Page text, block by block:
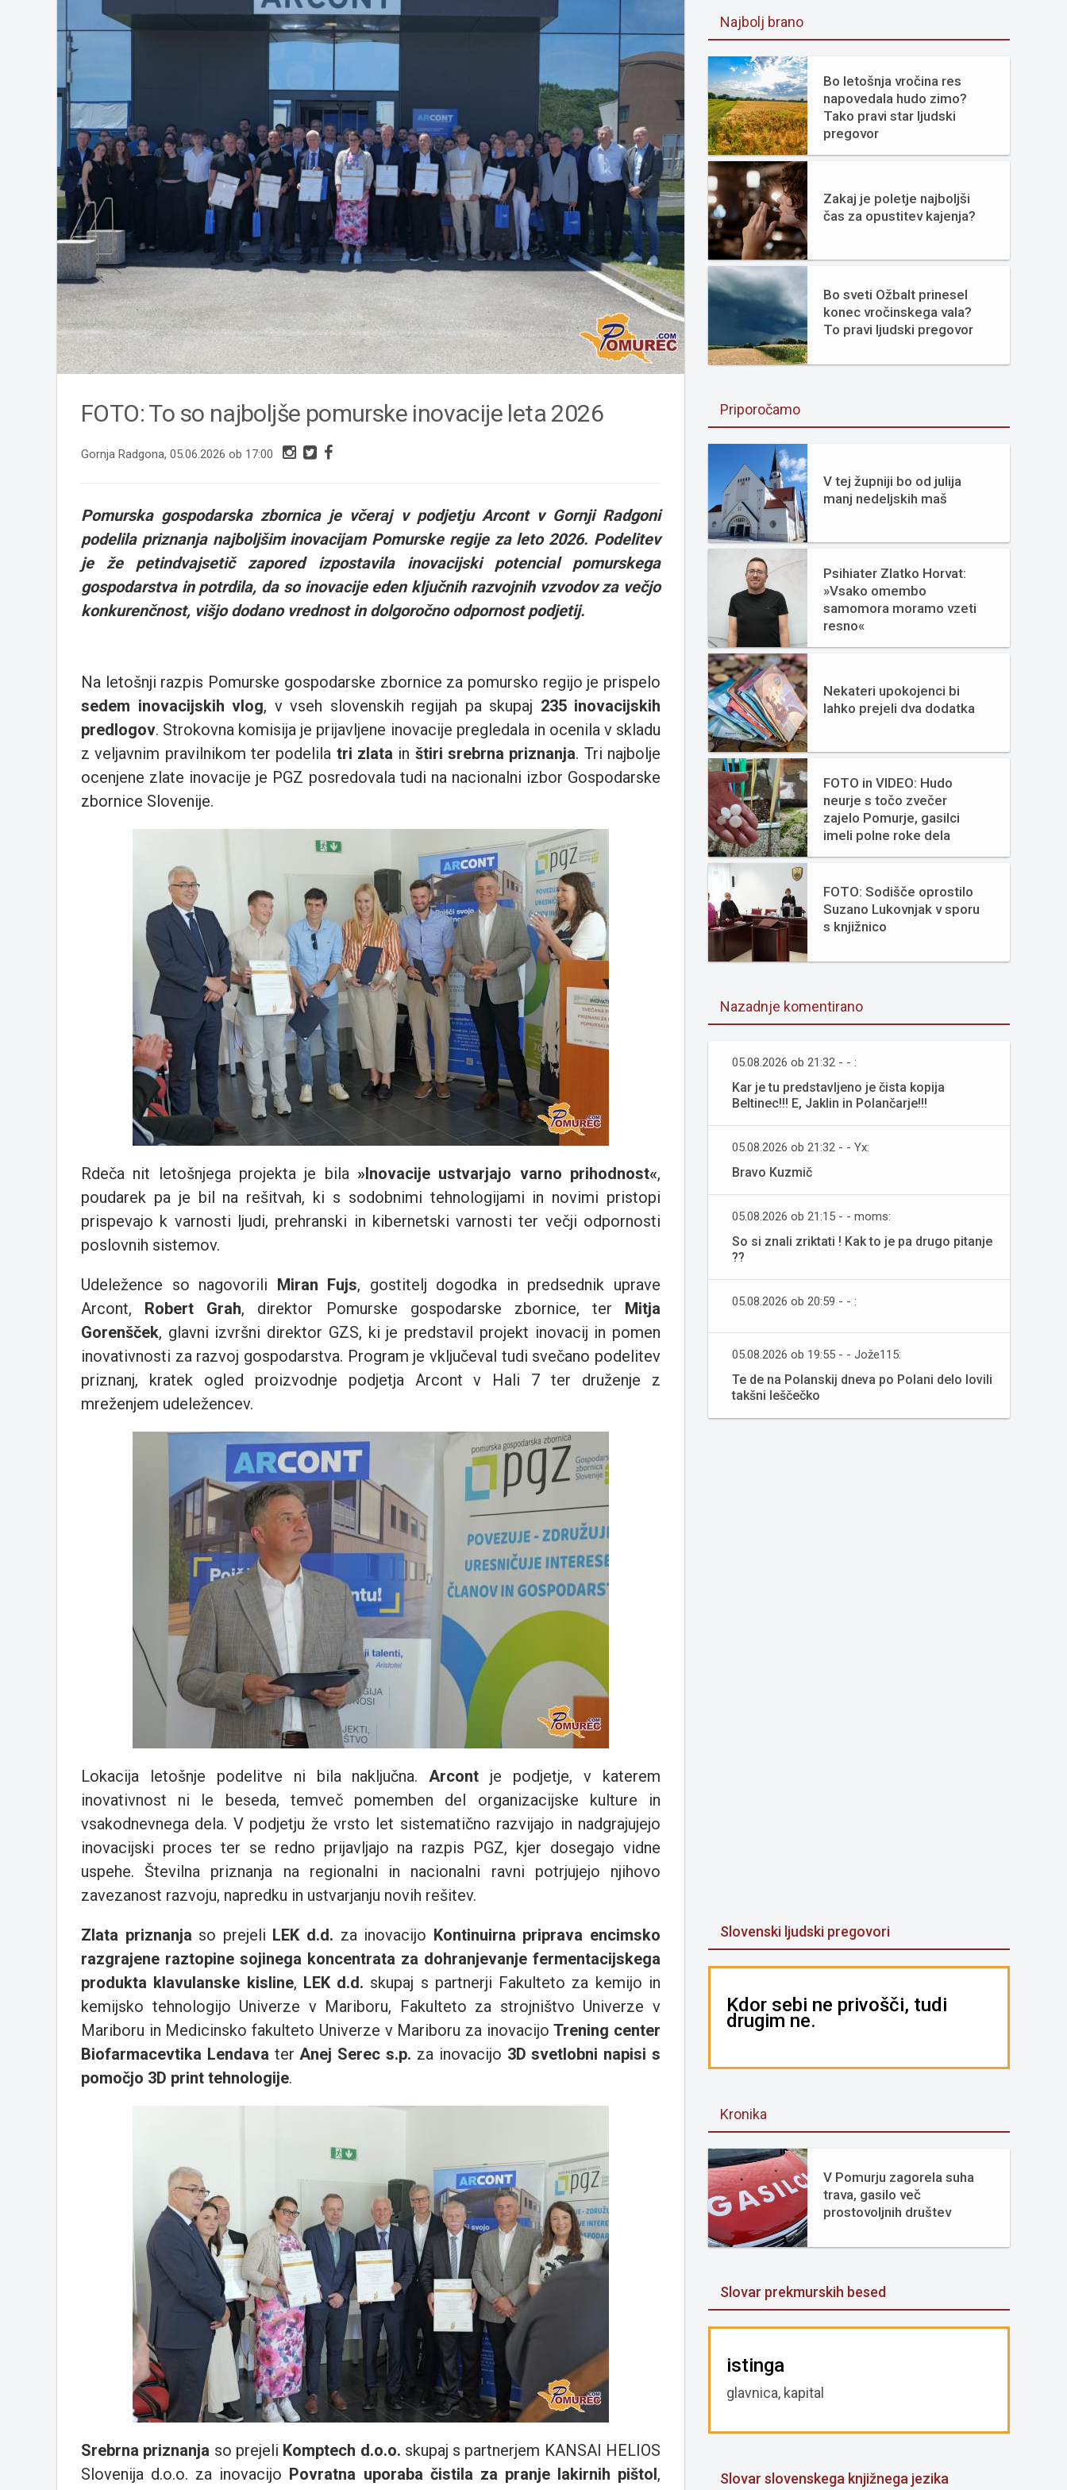
FOTO: To so najboljše pomurske inovacije leta 2026
Gornja Radgona, 05.06.2026 ob 17:00
Pomurska gospodarska zbornica je včeraj v podjetju Arcont v Gornji Radgoni
podelila priznanja najboljšim inovacijam Pomurske regije za leto 2026. Podelitev
je že petindvajsetič zapored izpostavila inovacijski potencial pomurskega
gospodarstva in potrdila, da so inovacije eden ključnih razvojnih vzvodov za večjo
konkurenčnost, višjo dodano vrednost in dolgoročno odpornost podjetij.
Na letošnji razpis Pomurske gospodarske zbornice za pomursko regijo je prispelo
sedem inovacijskih vlog, v vseh slovenskih regijah pa skupaj 235 inovacijskih
predlogov. Strokovna komisija je prijavljene inovacije pregledala in ocenila v skladu
z veljavnim pravilnikom ter podelila tri zlata in štiri srebrna priznanja. Tri najbolje
ocenjene zlate inovacije je PGZ posredovala tudi na nacionalni izbor Gospodarske
zbornice Slovenije.
Rdeča nit letošnjega projekta je bila »Inovacije ustvarjajo varno prihodnost«,
poudarek pa je bil na rešitvah, ki s sodobnimi tehnologijami in novimi pristopi
prispevajo k varnosti ljudi, prehranski in kibernetski varnosti ter večji odpornosti
poslovnih sistemov.
Udeležence so nagovorili Miran Fujs, gostitelj dogodka in predsednik uprave
Arcont, Robert Grah, direktor Pomurske gospodarske zbornice, ter Mitja
Gorenšček, glavni izvršni direktor GZS, ki je predstavil projekt inovacij in pomen
inovativnosti za razvoj gospodarstva. Program je vključeval tudi svečano podelitev
priznanj, kratek ogled proizvodnje podjetja Arcont v Hali 7 ter druženje z
mreženjem udeležencev.
Lokacija letošnje podelitve ni bila naključna.Arcont je podjetje, v katerem
inovativnost ni le beseda, temveč pomemben del organizacijske kulture in
vsakodnevnega dela. V podjetju že vrsto let sistematično razvijajo in nadgrajujejo
inovacijski proces ter se redno prijavljajo na razpis PGZ, kjer dosegajo vidne
uspehe. Številna priznanja na regionalni in nacionalni ravni potrjujejo njihovo
zavezanost razvoju, napredku in ustvarjanju novih rešitev.
Zlata priznanja so prejeli LEK d.d. za inovacijo Kontinuirna priprava encimsko
razgrajene raztopine sojinega koncentrata za dohranjevanje fermentacijskega
produkta klavulanske kisline, LEK d.d. skupaj s partnerji Fakulteto za kemijo in
kemijsko tehnologijo Univerze v Mariboru, Fakulteto za strojništvo Univerze v
Mariboru in Medicinsko fakulteto Univerze v Mariboru za inovacijoTrening center
Biofarmacevtika Lendava terAnej Serec s.p. za inovacijo 3D svetlobni napisi s
pomočjo 3D print tehnologije.
Srebrna priznanja so prejeli Komptech d.o.o. skupaj s partnerjem KANSAI HELIOS
Slovenija d.o.o. za inovacijo Povratna uporaba čistila za pranje lakirnih pištol,
Najbolj brano
Bo letošnja vročina res
napovedala hudo zimo?
Tako pravi star ljudski
pregovor
Zakaj je poletje najboljši
čas za opustitev kajenja?
Bo sveti Ožbalt prinesel
konec vročinskega vala?
To pravi ljudski pregovor
Priporočamo
V tej župniji bo od julija
manj nedeljskih maš
Psihiater Zlatko Horvat:
»Vsako omembo
samomora moramo vzeti
resno«
Nekateri upokojenci bi
lahko prejeli dva dodatka
FOTO in VIDEO: Hudo
neurje s točo zvečer
zajelo Pomurje, gasilci
imeli polne roke dela
FOTO: Sodišče oprostilo
Suzano Lukovnjak v sporu
s knjižnico
Nazadnje komentirano
05.08.2026 ob 21:32 - - :
Kar je tu predstavljeno je čista kopija
Beltinec!!! E, Jaklin in Polančarje!!!
05.08.2026 ob 21:32 - - Yx:
Bravo Kuzmič
05.08.2026 ob 21:15 - - moms:
So si znali zriktati ! Kak to je pa drugo pitanje
??
05.08.2026 ob 20:59 - - :
05.08.2026 ob 19:55 - - Jože115:
Te de na Polanskij dneva po Polani delo lovili
takšni leščečko
Slovenski ljudski pregovori
Kdor sebi ne privošči, tudi
drugim ne.
Kronika
V Pomurju zagorela suha
trava, gasilo več
prostovoljnih društev
Slovar prekmurskih besed
istinga
glavnica, kapital
Slovar slovenskega knjižnega jezika